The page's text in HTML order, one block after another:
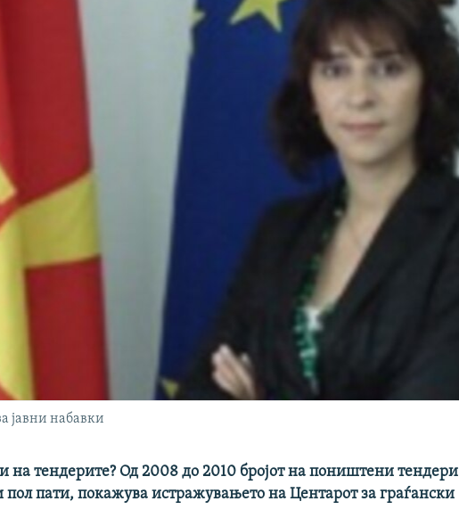
јавни набавки
на тендерите? Од 2008 до 2010 бројот на поништени тендери
пол пати, покажува истражувањето на Центарот за граѓански